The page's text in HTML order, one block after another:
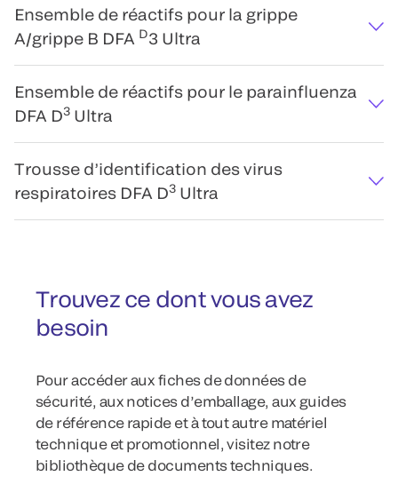
Ensemble de réactifs pour la grippe
A/grippe B DFA D3 Ultra
Ensemble de réactifs pour le parainfluenza
DFA D3 Ultra
Trousse d’identification des virus
respiratoires DFA D3 Ultra
Trouvez ce dont vous avez
besoin
Pour accéder aux fiches de données de
sécurité, aux notices d’emballage, aux guides
de référence rapide et à tout autre matériel
technique et promotionnel, visitez notre
bibliothèque de documents techniques.